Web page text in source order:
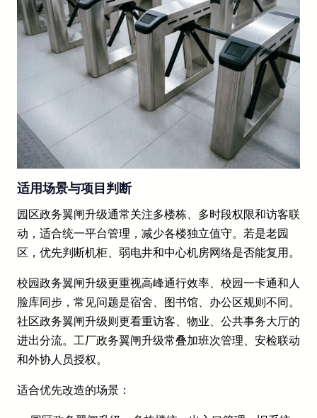
适用场景与项目判断
园区政务翼闸升级通常关注多楼栋、多时段权限和访客联
动，适合统一平台管理，减少各楼独立值守。若是老园
区，优先判断机柜、弱电井和中心机房网络是否能复用。
校园政务翼闸升级更重视高峰通行效率、校园一卡通和人
脸库同步，常见问题是宿舍、图书馆、办公区规则不同。
社区政务翼闸升级则更看重访客、物业、公共事务大厅的
进出分流。工厂政务翼闸升级常叠加班次管理、安检联动
和外协人员授权。
适合优先改造的场景：